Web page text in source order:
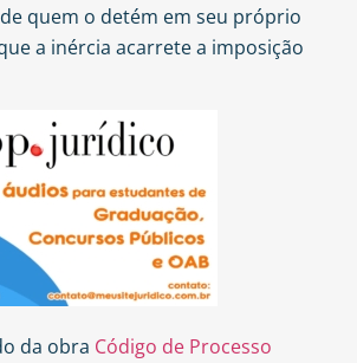
quem o detém em seu próprio
a inércia acarrete a imposição
da obra Código de Processo